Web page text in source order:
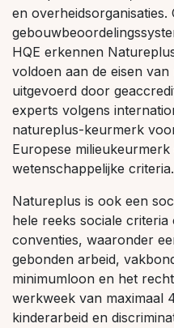
en overheidsorganisaties.
HQE erkennen
voldoen aan de eisen
uitgevoerd door
experts volgens
natureplus-keurmerk
Europese
wetenschappelijke criteria.
Natureplus is ook een
hele reeks sociale
conventies, waaronder
gebonden arbeid,
minimumloon en het
werkweek van maximaal
kinderarbeid en